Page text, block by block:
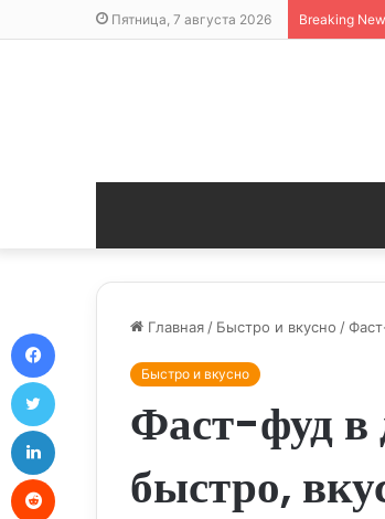
Пятница, 7 августа 2026 Breaking
Главная / Быстро и вкусно /
Быстро и вкусно
Фаст-фуд в
быстро,